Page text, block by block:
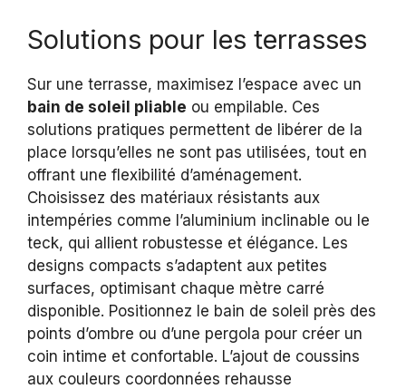
Solutions pour les terrasses
Sur une terrasse, maximisez l’espace avec un
bain de soleil pliable ou empilable. Ces
solutions pratiques permettent de libérer de la
place lorsqu’elles ne sont pas utilisées, tout en
offrant une flexibilité d’aménagement.
Choisissez des matériaux résistants aux
intempéries comme l’aluminium inclinable ou le
teck, qui allient robustesse et élégance. Les
designs compacts s’adaptent aux petites
surfaces, optimisant chaque mètre carré
disponible. Positionnez le bain de soleil près des
points d’ombre ou d’une pergola pour créer un
coin intime et confortable. L’ajout de coussins
aux couleurs coordonnées rehausse